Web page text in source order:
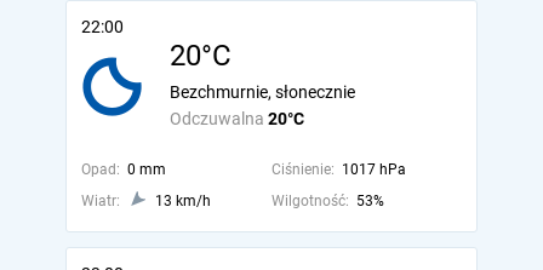
22:00
20°C
Odczuwalna 20°C
Bezchmurnie, słonecznie
Opad: 0 mm Ciśnienie: 1017 hPa
Wiatr:
13 km/h Wilgotność: 53%